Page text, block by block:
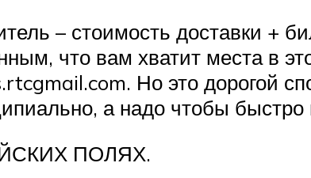
– стоимость доставки +
что вам хватит места в
Но это дорогой
а надо чтобы быстро
ПОЛЯХ.